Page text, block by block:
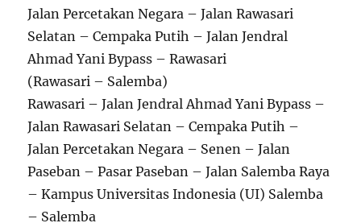
Jalan Percetakan Negara – Jalan Rawasari
Selatan – Cempaka Putih – Jalan Jendral
Ahmad Yani Bypass – Rawasari
(Rawasari – Salemba)
Rawasari – Jalan Jendral Ahmad Yani Bypass –
Jalan Rawasari Selatan – Cempaka Putih –
Jalan Percetakan Negara – Senen – Jalan
Paseban – Pasar Paseban – Jalan Salemba Raya
– Kampus Universitas Indonesia (UI) Salemba
– Salemba